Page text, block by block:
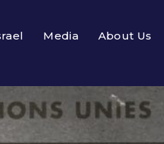
About Us
Media